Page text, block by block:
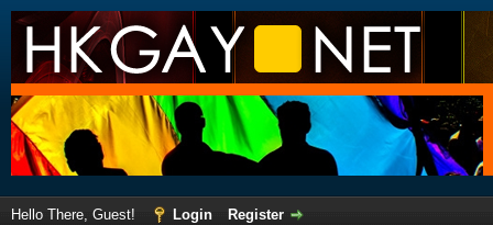
Hello There, Guest! Login
Register